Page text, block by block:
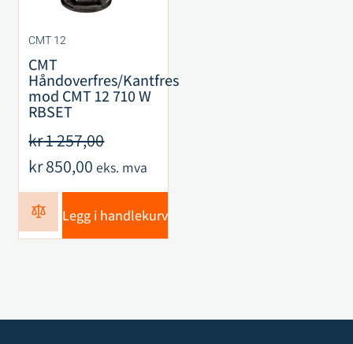
CMT 12
CMT
Håndoverfres/Kantfres
mod CMT 12 710 W
RBSET
kr1 257,00
kr850,00 eks. mva
Legg i handlekurv